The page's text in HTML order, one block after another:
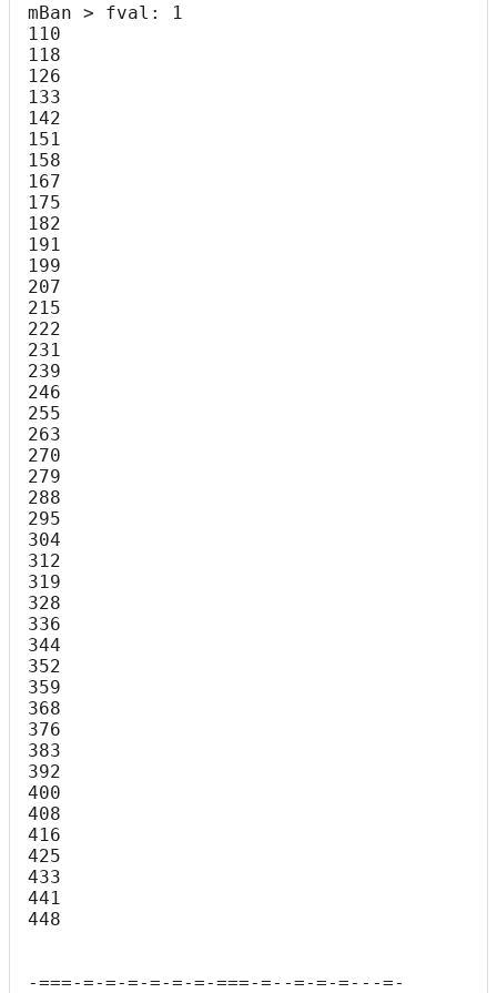
mBan > fval: 1
110
118
126
133
142
151
158
167
175
182
191
199
207
215
222
231
239
246
255
263
270
279
288
295
304
312
319
328
336
344
352
359
368
376
383
392
400
408
416
425
433
441
448
-===-=-=-=-=-=-=-===-=--=-=-=---=-